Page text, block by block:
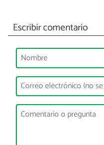
Escribir comentario